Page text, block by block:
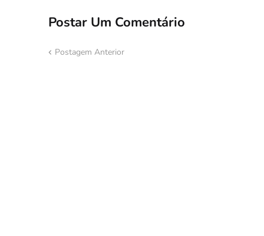
Postar Um Comentário
Postagem Anterior